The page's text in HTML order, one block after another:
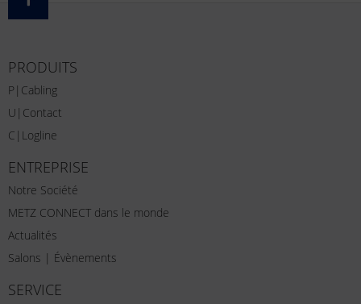
PRODUITS
P|Cabling
U|Contact
C|Logline
ENTREPRISE
Notre Société
METZ CONNECT dans le monde
Actualités
Salons | Évènements
SERVICE